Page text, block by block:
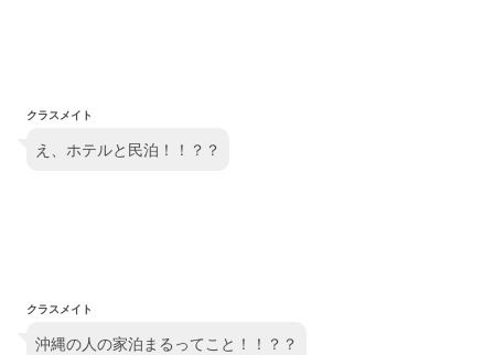
クラスメイト
え、ホテルと民泊！！？？
クラスメイト
沖縄の人の家泊まるってこと！！？？